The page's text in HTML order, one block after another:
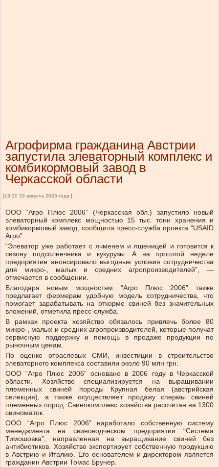
Агрофирма гражданина Австрии
запустила элеваторный комплекс и
комбикормовый завод в
Черкасской области
[13:30 29 августа 2025 года ]
ООО “Агро Плюс 2006” (Черкасская обл.) запустило новый
элеваторный комплекс мощностью 15 тыс. тонн хранения и
комбикормовый завод, сообщила пресс-служба проекта “USAID
Агро”.
“Элеватор уже работает с ячменем и пшеницей и готовится к
сезону подсолнечника и кукурузы. А на прошлой неделе
предприятие анонсировало выгодные условия сотрудничества
для микро-, малых и средних агропроизводителей”, —
отмечается в сообщении.
Благодаря новым мощностям “Агро Плюс 2006” также
предлагает фермерам удобную модель сотрудничества, что
помогает зарабатывать на откорме свиней без значительных
вложений, отметила пресс-служба.
В рамках проекта хозяйство обязалось привлечь более 80
микро-, малых и средних агропроизводителей, которые получат
сервисную поддержку и помощь в продаже продукции по
рыночным ценам.
По оценке отраслевых СМИ, инвестиции в строительство
элеваторного комплекса составили около 90 млн грн.
ООО “Агро Плюс 2006” основано в 2006 году в Черкасской
области. Хозяйство специализируется на выращивании
племенных свиней породы Крупная белая (австрийская
селекция), а также осуществляет продажу спермы свиней
племенных пород. Свинокомплекс хозяйства рассчитан на 1300
свиноматок.
ООО “Агро Плюс 2006” наработало собственную систему
менеджмента на свиноводческом предприятии “Система
Тимошовка”, направленная на выращивание свиней без
антибиотиков. Хозяйство экспортирует собственную продукцию
в Австрию и Италию. Его основателем и директором является
гражданин Австрии Томас Брунер.